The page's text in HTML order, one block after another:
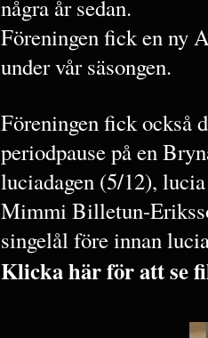
några år sedan.
Föreningen fick en ny
under vår säsongen.
Föreningen fick också
periodpause på en
luciadagen (5/12),
Mimmi Billetun-
singelål före innan
Klicka här för att se